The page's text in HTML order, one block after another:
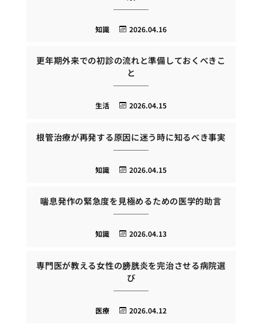
2026.04.16
知識
更年期外来での初診の流れと準備しておくべきこ
と
2026.04.15
生活
根管治療が再発する原因に迷う時に知るべき事実
2026.04.15
知識
喘息発作の緊急度を見極めるための医学的助言
2026.04.13
知識
専門医が教える女性の膀胱炎を完治させる病院選
び
2026.04.12
医療